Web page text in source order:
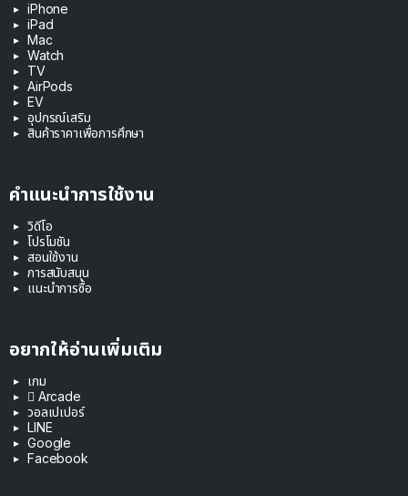
iPhone
iPad
Mac
Watch
TV
AirPods
EV
อุปกรณ์เสริม
สินค้าราคาเพื่อการศึกษา
คำแนะนำการใช้งาน
วิดีโอ
โปรโมชัน
สอนใช้งาน
การสนับสนุน
แนะนำการซื้อ
อยากให้อ่านเพิ่มเติม
เกม
 Arcade
วอลเปเปอร์
LINE
Google
Facebook